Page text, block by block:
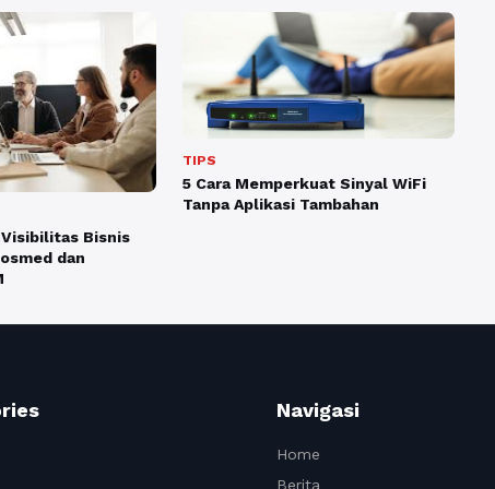
Bisnis
dan
TIPS
5 Cara Memperkuat Sinyal WiFi
Tanpa Aplikasi Tambahan
Navigasi
Home
Berita